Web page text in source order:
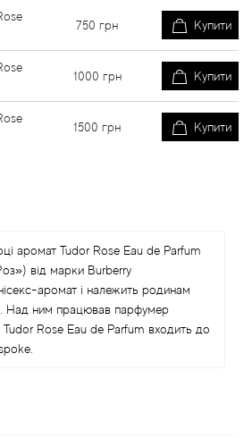
750 грн Купити
1000 грн Купити
1500 грн Купити
аромат Tudor Rose Eau de Parfum
від марки Burberry
аромат і належить родинам
Над ним працював парфумер
Rose Eau de Parfum входить до